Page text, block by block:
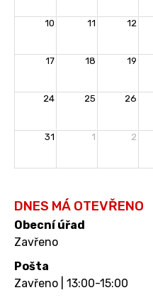
10 11 12
17 18 19
24 25 26
31 1 2
DNES MÁ OTEVŘENO
Obecní úřad
Zavřeno
Pošta
Zavřeno | 13:00-15:00